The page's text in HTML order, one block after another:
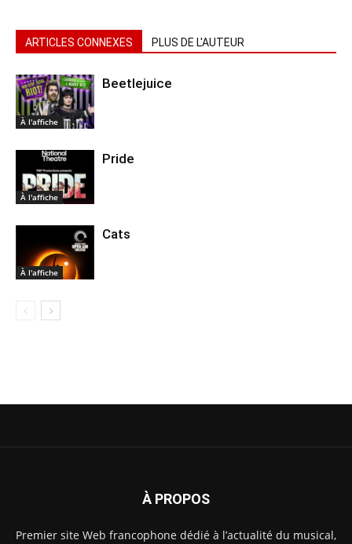
ARTICLES CONNEXES PLUS DE L'AUTEUR
À l'affiche
Beetlejuice
À l'affiche
Pride
À l'affiche
Cats
À PROPOS
Premier site Web francophone dédié à l’actualité du musical,